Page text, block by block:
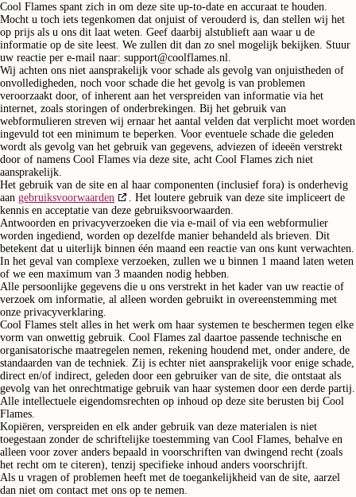
Cool Flames spant zich in om deze site up-to-date en accuraat te houden.
Mocht u toch iets tegenkomen dat onjuist of verouderd is, dan stellen wij het
op prijs als u ons dit laat weten. Geef daarbij alstublieft aan waar u de
informatie op de site leest. We zullen dit dan zo snel mogelijk bekijken. Stuur
uw reactie per e-mail naar: support@coolflames.nl.
Wij achten ons niet aansprakelijk voor schade als gevolg van onjuistheden of
onvolledigheden, noch voor schade die het gevolg is van problemen
veroorzaakt door, of inherent aan het verspreiden van informatie via het
internet, zoals storingen of onderbrekingen. Bij het gebruik van
webformulieren streven wij ernaar het aantal velden dat verplicht moet worden
ingevuld tot een minimum te beperken. Voor eventuele schade die geleden
wordt als gevolg van het gebruik van gegevens, adviezen of ideeën verstrekt
door of namens Cool Flames via deze site, acht Cool Flames zich niet
aansprakelijk.
Het gebruik van de site en al haar componenten (inclusief fora) is onderhevig
aan gebruiksvoorwaarden
. Het loutere gebruik van deze site impliceert de
kennis en acceptatie van deze gebruiksvoorwaarden.
Antwoorden en privacyverzoeken die via e-mail of via een webformulier
worden ingediend, worden op dezelfde manier behandeld als brieven. Dit
betekent dat u uiterlijk binnen één maand een reactie van ons kunt verwachten.
In het geval van complexe verzoeken, zullen we u binnen 1 maand laten weten
of we een maximum van 3 maanden nodig hebben.
Alle persoonlijke gegevens die u ons verstrekt in het kader van uw reactie of
verzoek om informatie, al alleen worden gebruikt in overeenstemming met
onze privacyverklaring.
Cool Flames stelt alles in het werk om haar systemen te beschermen tegen elke
vorm van onwettig gebruik. Cool Flames zal daartoe passende technische en
organisatorische maatregelen nemen, rekening houdend met, onder andere, de
standaarden van de techniek. Zij is echter niet aansprakelijk voor enige schade,
direct en/of indirect, geleden door een gebruiker van de site, die ontstaat als
gevolg van het onrechtmatige gebruik van haar systemen door een derde partij.
Alle intellectuele eigendomsrechten op inhoud op deze site berusten bij Cool
Flames.
Kopiëren, verspreiden en elk ander gebruik van deze materialen is niet
toegestaan zonder de schriftelijke toestemming van Cool Flames, behalve en
alleen voor zover anders bepaald in voorschriften van dwingend recht (zoals
het recht om te citeren), tenzij specifieke inhoud anders voorschrijft.
Als u vragen of problemen heeft met de toegankelijkheid van de site, aarzel
dan niet om contact met ons op te nemen.